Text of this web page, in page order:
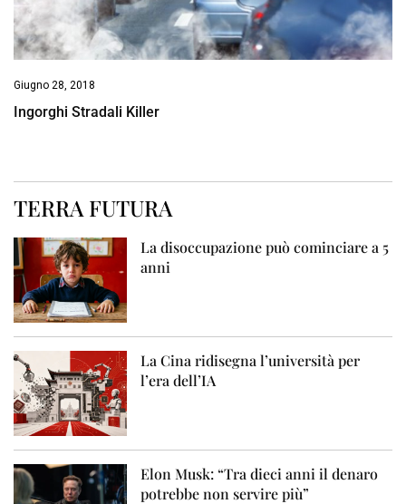
Giugno 28, 2018
Ingorghi Stradali Killer
TERRA FUTURA
La disoccupazione può cominciare a 5
anni
La Cina ridisegna l’università per
l’era dell’IA
Elon Musk: “Tra dieci anni il denaro
potrebbe non servire più”